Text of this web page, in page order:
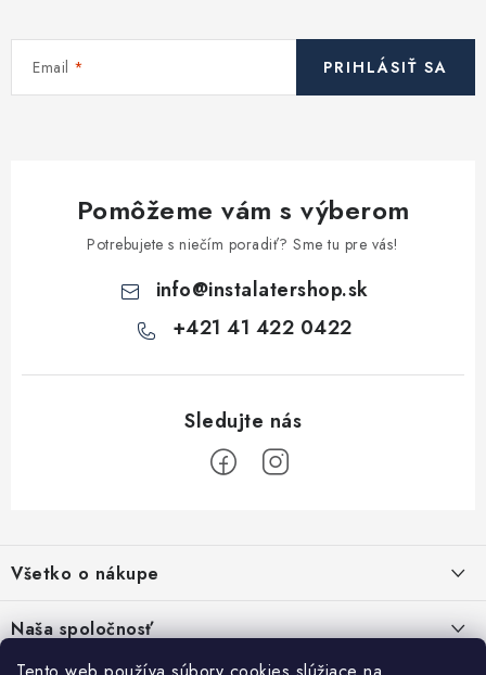
Email PRIHLÁSIŤ SA
Pomôžeme vám s výberom
Potrebujete s niečím poradiť? Sme tu pre vás!
info@instalatershop.sk
+421 41 422 0422
p
ä
t
Všetko o nákupe
Kontakty
Naša spoločnosť